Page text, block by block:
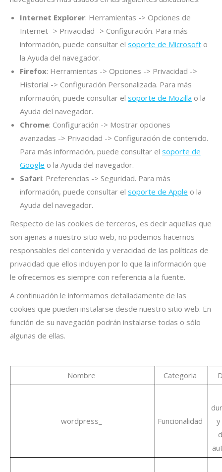
Internet Explorer: Herramientas -> Opciones de
Internet -> Privacidad -> Configuración. Para más
información, puede consultar el soporte de Microsoft o
la Ayuda del navegador.
Firefox: Herramientas -> Opciones -> Privacidad ->
Historial -> Configuración Personalizada. Para más
información, puede consultar el soporte de Mozilla o la
Ayuda del navegador.
Chrome: Configuración -> Mostrar opciones
avanzadas -> Privacidad -> Configuración de contenido.
Para más información, puede consultar el soporte de
Google o la Ayuda del navegador.
Safari: Preferencias -> Seguridad. Para más
información, puede consultar el soporte de Apple o la
Ayuda del navegador.
Respecto de las cookies de terceros, es decir aquellas que
son ajenas a nuestro sitio web, no podemos hacernos
responsables del contenido y veracidad de las políticas de
privacidad que ellos incluyen por lo que la información que
le ofrecemos es siempre con referencia a la fuente.
A continuación le informamos detalladamente de las
cookies que pueden instalarse desde nuestro sitio web. En
función de su navegación podrán instalarse todas o sólo
algunas de ellas.
Nombre Categoria
wordpress_ Funcionalidad
y